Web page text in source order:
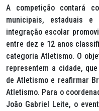
A competição contará
municipais, estaduais e
integração escolar
entre dez e 12 anos
categoria Atletismo. O
representem a cidade,
de Atletismo e reafirmar
Atletismo. Para o
João Gabriel Leite, o